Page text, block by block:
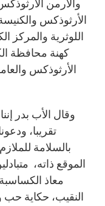
والأرمن
الأرثوذكس والكنيسة
اللوثرية والمركز
كهنة محافظة
الأرثوذكس
وقال الأب بدر
تقريبا،
بالسلامة
الموقع ذاته،
معاذ
النقيب، حكاية